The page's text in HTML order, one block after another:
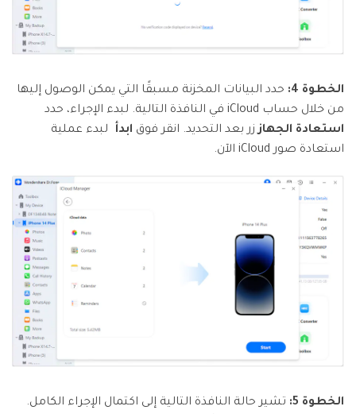
الخطوة 4:
حدد البيانات المخزنة مسبقًا التي يمكن الوصول إليها
من خلال حساب iCloud في النافذة التالية. لبدء الإجراء، حدد
استعادة الجهاززر بعد التحديد. انقر فوق ابدأ
لبدء عملية
استعادة صور iCloud الآن.
الخطوة 5:
تشير حالة النافذة التالية إلى اكتمال الإجراء الكامل.